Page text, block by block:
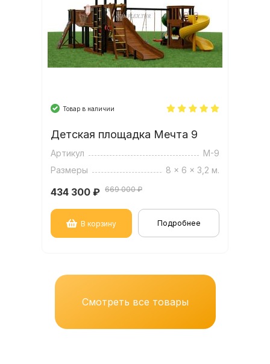
Товар в наличии
Детская площадка Мечта 9
Артикул
М-9
Размеры
8 x 6 x 3,2 м.
434 300 ₽ 669 000 ₽
В корзину Подробнее
Смотреть все товары